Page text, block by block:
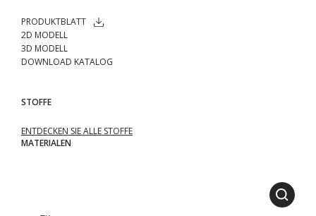
PRODUKTBLATT
2D MODELL
3D MODELL
DOWNLOAD KATALOG
STOFFE
ENTDECKEN SIE ALLE STOFFE
MATERIALEN